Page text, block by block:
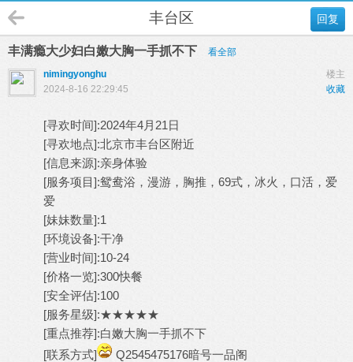
回复
丰台区
丰满瘾大少妇白嫩大胸一手抓不下
看全部
楼主
nimingyonghu
收藏
2024-8-16 22:29:45
[寻欢时间]:2024年4月21日
[寻欢地点]:北京市丰台区附近
[信息来源]:亲身体验
[服务项目]:鸳鸯浴，漫游，胸推，69式，冰火，口活，爱
爱
[妹妹数量]:1
[环境设备]:干净
[营业时间]:10-24
[价格一览]:300快餐
[安全评估]:100
[服务星级]:★★★★★
[重点推荐]:白嫩大胸一手抓不下
[联系方式]
Q2545475176暗号一品阁